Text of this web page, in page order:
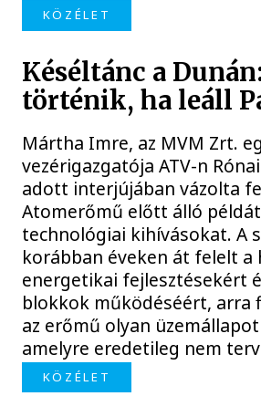
KÖZÉLET
Késéltánc a
történik, ha leáll
Mártha Imre, az MVM Zrt.
vezérigazgatója ATV-n
adott interjújában vázolta
Atomerőmű előtt álló
technológiai kihívásokat. A
korábban éveken át felelt a
energetikai fejlesztésekért
blokkok működéséért, arra
az erőmű olyan
amelyre eredetileg nem
KÖZÉLET